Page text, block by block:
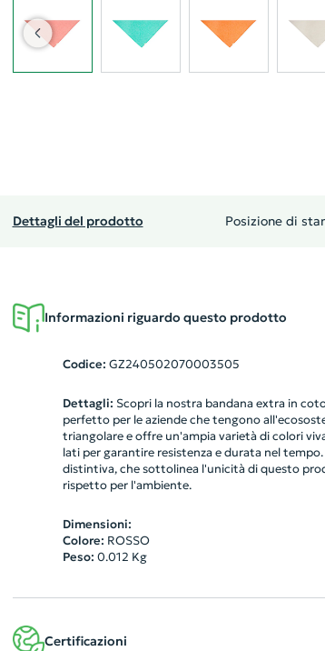
Dettagli del prodotto Posizione di
Informazioni riguardo questo prodotto
Codice: GZ240502070003505
Dettagli: Scopri la nostra bandana extra in
perfetto per le aziende che tengono
triangolare e offre un'ampia varietà di colori
lati per garantire resistenza e durata nel
distintiva, che sottolinea l'unicità di questo
rispetto per l'ambiente.
Dimensioni:
Colore: ROSSO
Peso: 0.012 Kg
Certificazioni